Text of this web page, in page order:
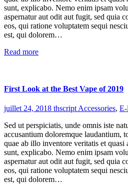
sunt, explicabo. Nemo enim ipsam
aspernatur aut odit aut fugit, sed quia
eos, qui ratione voluptatem sequi
est, qui dolorem…
Read more
First Look at the Best Vape of 2019
juillet 24, 2018 thscript Accessories,
Sed ut perspiciatis, unde omnis iste
accusantium doloremque laudantium,
quae ab illo inventore veritatis et quasi
sunt, explicabo. Nemo enim ipsam
aspernatur aut odit aut fugit, sed quia
eos, qui ratione voluptatem sequi
est, qui dolorem…